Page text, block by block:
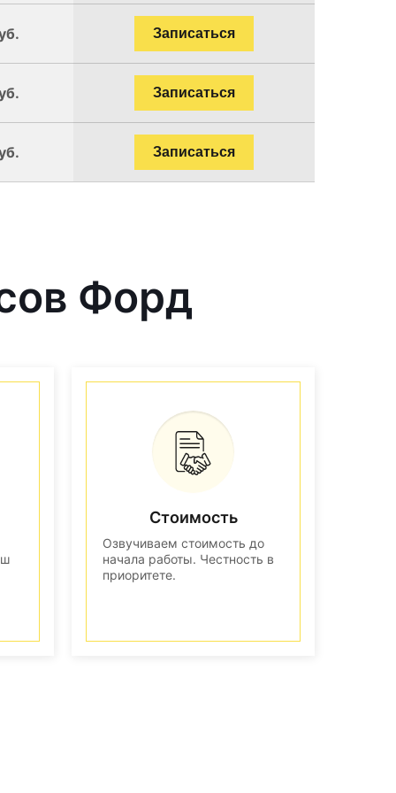
Записаться
Записаться
Записаться
Форд
Стоимость
Озвучиваем стоимость до
начала работы. Честность в
приоритете.